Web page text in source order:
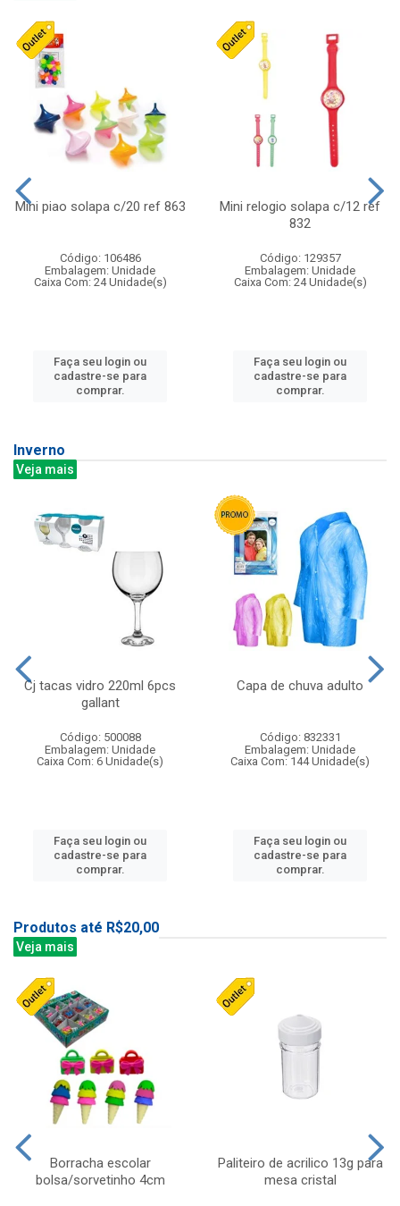
Mini piao solapa c/20 ref 863
Código: 106486
Embalagem: Unidade
Caixa Com: 24 Unidade(s)
Faça seu login ou
cadastre-se para
comprar.
Mini relogio solapa c/12 ref
832
Código: 129357
Embalagem: Unidade
Caixa Com: 24 Unidade(s)
Faça seu login ou
cadastre-se para
comprar.
Inverno
Veja mais
Cj tacas vidro 220ml 6pcs
gallant
Código: 500088
Embalagem: Unidade
Caixa Com: 6 Unidade(s)
Faça seu login ou
cadastre-se para
comprar.
Capa de chuva adulto
Código: 832331
Embalagem: Unidade
Caixa Com: 144 Unidade(s)
Faça seu login ou
cadastre-se para
comprar.
Produtos até R$20,00
Veja mais
Borracha escolar
bolsa/sorvetinho 4cm
Paliteiro de acrilico 13g para
mesa cristal